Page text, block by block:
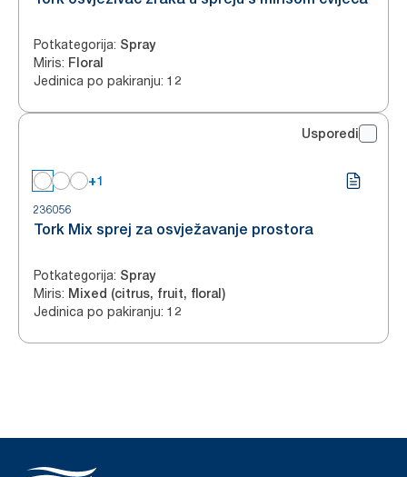
Potkategorija: Spray
Miris: Floral
Jedinica po pakiranju: 12
Usporedi
+1
236056
Tork Mix sprej za osvježavanje prostora
Potkategorija: Spray
Miris: Mixed (citrus, fruit, floral)
Jedinica po pakiranju: 12